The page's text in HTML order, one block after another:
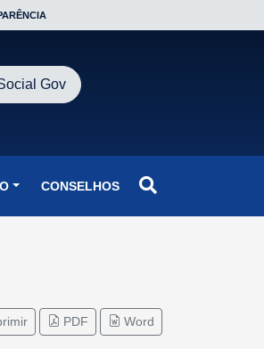
Gov
CONSELHOS
PDF Word